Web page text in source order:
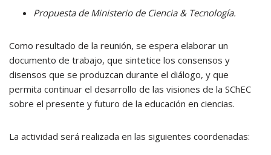
Propuesta de Ministerio de Ciencia & Tecnología.
Como resultado de la reunión, se espera elaborar un
documento de trabajo, que sintetice los consensos y
disensos que se produzcan durante el diálogo, y que
permita continuar el desarrollo de las visiones de la SChEC
sobre el presente y futuro de la educación en ciencias.
La actividad será realizada en las siguientes coordenadas: